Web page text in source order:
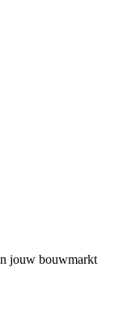
jouw bouwmarkt